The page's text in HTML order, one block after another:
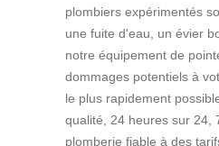
plombiers expérimentés
une fuite d'eau, un évier
notre équipement de
dommages potentiels à
le plus rapidement
qualité, 24 heures sur 24,
plomberie fiable à des